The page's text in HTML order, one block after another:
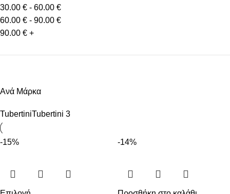
30.00 € - 60.00 €
60.00 € - 90.00 €
90.00 € +
Ανά Μάρκα
TubertiniTubertini 3
-15% -14%